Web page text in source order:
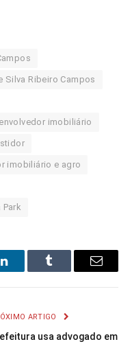
Silva Ribeiro Campos
imobiliário
imobiliário e agro
LinkedInTumblr Email
ARTIGO
usa advogado em